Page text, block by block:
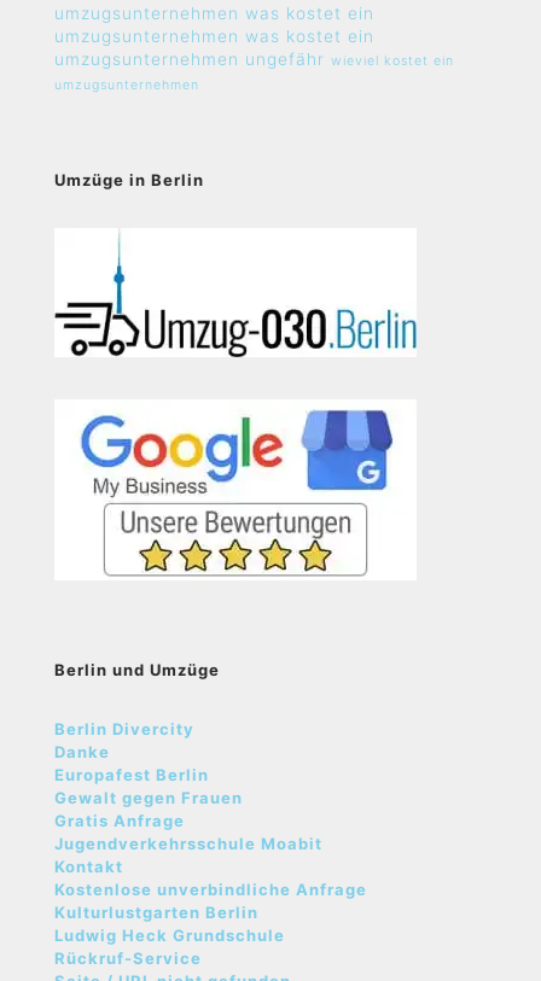
umzugsunternehmen was kostet ein
umzugsunternehmen was kostet ein
umzugsunternehmen ungefähr wieviel kostet ein
umzugsunternehmen
Umzüge in Berlin
Berlin und Umzüge
Berlin Divercity
Danke
Europafest Berlin
Gewalt gegen Frauen
Gratis Anfrage
Jugendverkehrsschule Moabit
Kontakt
Kostenlose unverbindliche Anfrage
Kulturlustgarten Berlin
Ludwig Heck Grundschule
Rückruf-Service